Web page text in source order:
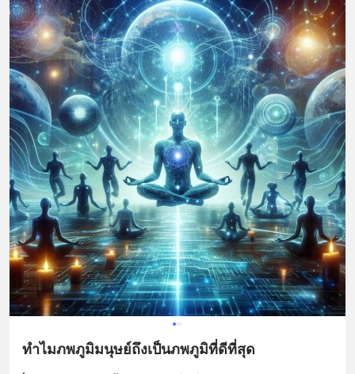
ทำไมภพภูมิมนุษย์ถึงเป็นภพภูมิที่ดีที่สุด